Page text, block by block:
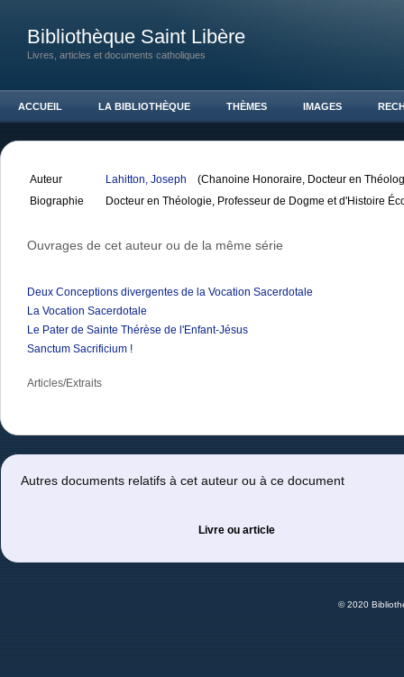
Bibliothèque Saint Libère
Livres, articles et documents catholiques
ACCUEIL LA BIBLIOTHÈQUE THÈMES IMAGES
Auteur Lahitton, Joseph
(Chanoine Honoraire, Docteur en
Biographie
Docteur en Théologie, Professeur de Dogme et d'Histoire
Ouvrages de cet auteur ou de la même série
Deux Conceptions divergentes de la Vocation Sacerdotale
La Vocation Sacerdotale
Le Pater de Sainte Thérèse de l'Enfant-Jésus
Sanctum Sacrificium !
Articles/Extraits
Autres documents relatifs à cet auteur ou à ce document
Livre ou article
© 2020